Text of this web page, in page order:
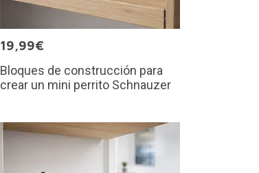
19,99€
Bloques de construcción para
crear un mini perrito Schnauzer